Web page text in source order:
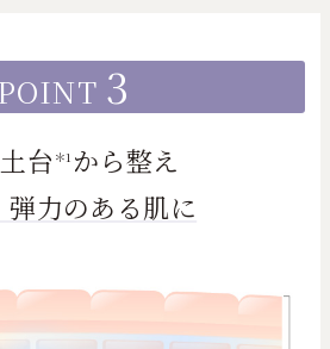
3
台 ＊1 から整え
弾力のある肌に